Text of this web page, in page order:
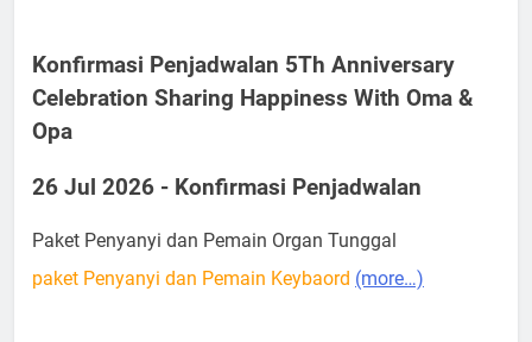
Konfirmasi Penjadwalan 5Th Anniversary
Celebration Sharing Happiness With Oma &
Opa
26 Jul 2026 - Konfirmasi Penjadwalan
Paket Penyanyi dan Pemain Organ Tunggal
paket Penyanyi dan Pemain Keybaord (more…)